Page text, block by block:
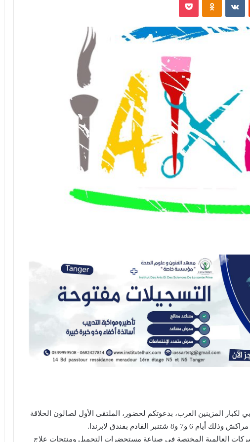
المزينين العرب، بدعوتكم لحضور، الملتقى الأول لصالون الحلاقة
القادم بفندق لابرندا.
العالمية المختصة في صناعة مستحضرات التجميل ومنتجات علاج